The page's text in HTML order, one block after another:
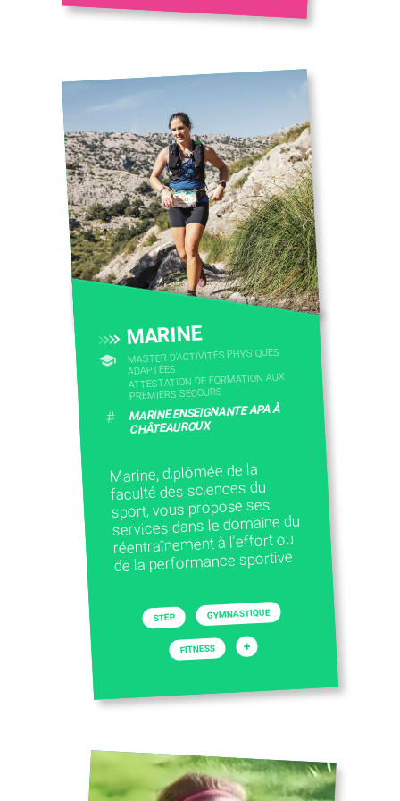
MARINE
MASTER D'ACTIVITÉS PHYSIQUES
ADAPTÉES
ATTESTATION DE FORMATION AUX
PREMIERS SECOURS
# MARINE ENSEIGNANTE APA À
CHÂTEAUROUX
Marine, diplômée de la
faculté des sciences du
sport, vous propose ses
services dans le domaine du
réentraînement à l'effort ou
de la performance sportive
STEP GYMNASTIQUE
FITNESS +